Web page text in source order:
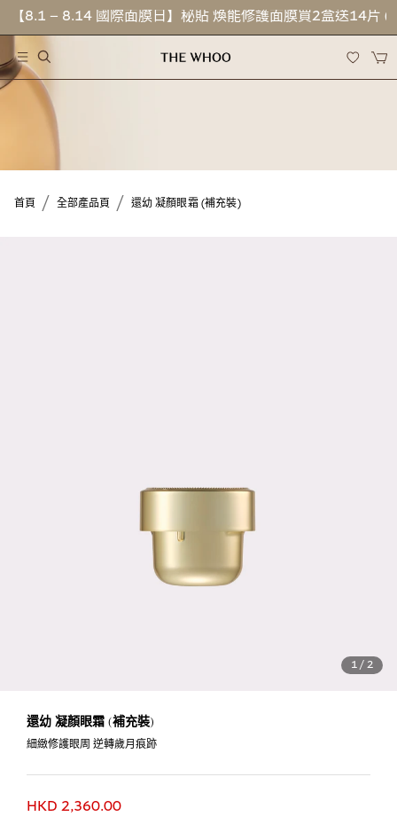
【8.1 – 8.14 國際面膜日】秘貼 煥能修護面膜買2盒送14片 (
首頁 / 全部產品頁 / 還幼 凝顏眼霜 (補充裝)
1 / 2
還幼 凝顏眼霜 (補充裝)
細緻修護眼周 逆轉歲月痕跡
HKD 2,360.00